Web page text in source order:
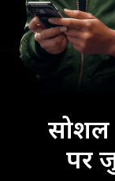
सोशल
पर